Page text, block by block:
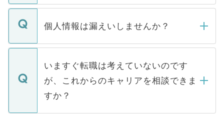
ません。
■応募殺到を避けるため 人気のある医療機
関を公にしてしまうと、応募が殺到する場
に、医療機関が求める条件に合った人材の
みを人材紹介会社に依頼するケースが増え
ています。
転職・入職を強要することは一切ありませ
ん。また、仮に応募先から内定をいただい
定を承諾する必要はありません。内定先へ
の辞退の連絡はキャリアパートナーが行い
個人情報は漏えいしませんか？
個人情報が漏えいすることはありませんの
で、ご安心ください。当サイトからの登録
などで収集したご登録者様の個人情報は、
ご本人のキャリアアップおよび転職活動の
支援を目的に使用いたします。お預かりし
ているすべての個人データはご本人の許可
いますぐ転職は考えていないのです
が、これからのキャリアを相談できま
すか？